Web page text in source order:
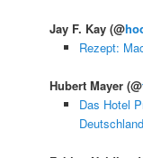
Jay F. Kay(@
Rezept:
Hubert Mayer(@
Das Hotel
Deutschland